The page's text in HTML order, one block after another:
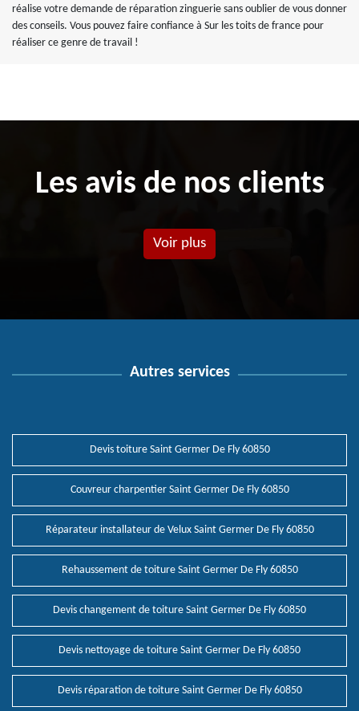
réalise votre demande de réparation zinguerie sans oublier de vous donner
des conseils. Vous pouvez faire confiance à Sur les toits de france pour
réaliser ce genre de travail !
Les avis de nos clients
Voir plus
Autres services
Devis toiture Saint Germer De Fly 60850
Couvreur charpentier Saint Germer De Fly 60850
Réparateur installateur de Velux Saint Germer De Fly 60850
Rehaussement de toiture Saint Germer De Fly 60850
Devis changement de toiture Saint Germer De Fly 60850
Devis nettoyage de toiture Saint Germer De Fly 60850
Devis réparation de toiture Saint Germer De Fly 60850